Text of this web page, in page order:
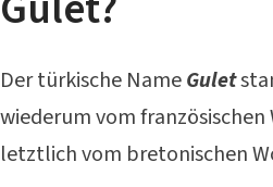
Der türkische NameGulet
wiederum vom französischen
letztlich vom bretonischen